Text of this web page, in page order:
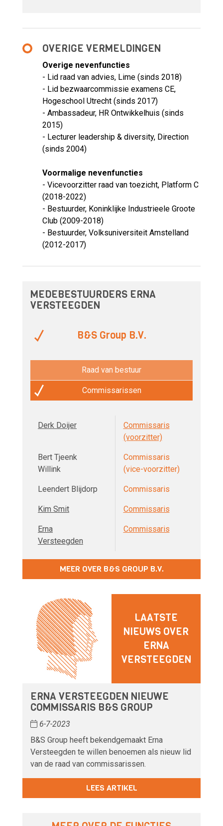
OVERIGE VERMELDINGEN
Overige nevenfuncties
- Lid raad van advies, Lime (sinds 2018)
- Lid bezwaarcommissie examens CE,
Hogeschool Utrecht (sinds 2017)
- Ambassadeur, HR Ontwikkelhuis (sinds
2015)
- Lecturer leadership & diversity, Direction
(sinds 2004)
Voormalige nevenfuncties
- Vicevoorzitter raad van toezicht, Platform C
(2018-2022)
- Bestuurder, Koninklijke Industrieele Groote
Club (2009-2018)
- Bestuurder, Volksuniversiteit Amstelland
(2012-2017)
MEDEBESTUURDERS ERNA
VERSTEEGDEN
B&S Group B.V.
Raad van bestuur
Commissarissen
Derk Doijer
Commissaris
(voorzitter)
Bert Tjeenk
Willink
Commissaris
(vice-voorzitter)
Leendert Blijdorp Commissaris
Kim Smit Commissaris
Erna
Versteegden
Commissaris
MEER OVER B&S GROUP B.V.
LAATSTE
NIEUWS OVER
ERNA
VERSTEEGDEN
ERNA VERSTEEGDEN NIEUWE
COMMISSARIS B&S GROUP
6-7-2023
B&S Group heeft bekendgemaakt Erna
Versteegden te willen benoemen als nieuw lid
van de raad van commissarissen.
LEES ARTIKEL